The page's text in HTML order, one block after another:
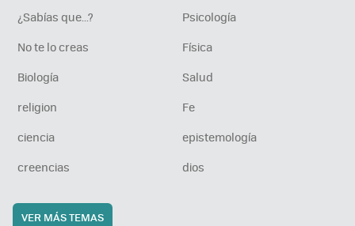
¿Sabías que...?
Psicología
No te lo creas
Física
Biología
Salud
religion
Fe
ciencia
epistemología
creencias
dios
VER MÁS TEMAS